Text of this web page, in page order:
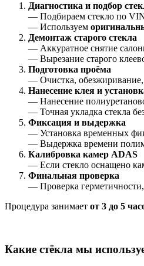
Диагностика и подбор
— Подбираем стекло по
— Используем
Демонтаж старого стекла
— Аккуратное снятие
— Вырезание старого
Подготовка проёма
— Очистка, обезжиривание,
Нанесение клея и
— Нанесение
— Точная укладка стекла
Фиксация и выдержка
— Установка временных
— Выдержка времени
Калибровка камер ADAS
— Если стекло оснащено
Финальная проверка
— Проверка герметичности,
Процедура занимает от 3 до 5
Какие стёкла мы